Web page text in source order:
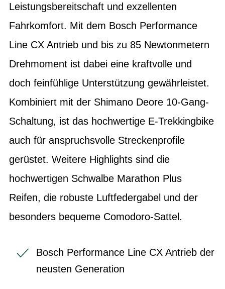
Leistungsbereitschaft und exzellenten
Fahrkomfort. Mit dem Bosch Performance
Line CX Antrieb und bis zu 85 Newtonmetern
Drehmoment ist dabei eine kraftvolle und
doch feinfühlige Unterstützung gewährleistet.
Kombiniert mit der Shimano Deore 10-Gang-
Schaltung, ist das hochwertige E-Trekkingbike
auch für anspruchsvolle Streckenprofile
gerüstet. Weitere Highlights sind die
hochwertigen Schwalbe Marathon Plus
Reifen, die robuste Luftfedergabel und der
besonders bequeme Comodoro-Sattel.
Bosch Performance Line CX Antrieb der
neusten Generation